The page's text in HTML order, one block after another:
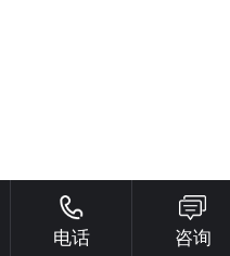
电话 咨询